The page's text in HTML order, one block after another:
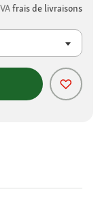
frais de livraisons